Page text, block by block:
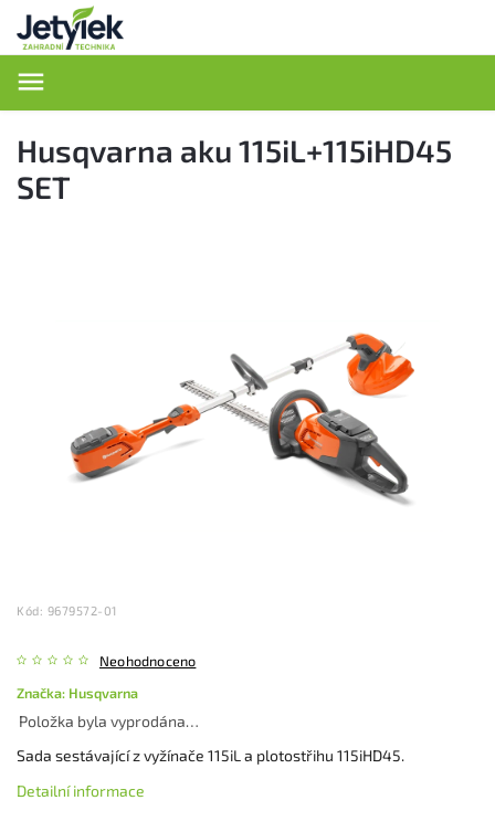
Husqvarna aku 115iL+115iHD45
SET
Kód: 9679572-01
Neohodnoceno
Značka: Husqvarna
Položka byla vyprodána…
Sada sestávající z vyžínače 115iL a plotostřihu 115iHD45.
Detailní informace